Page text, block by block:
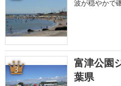
波が穏やかで
3
富津公園
葉県